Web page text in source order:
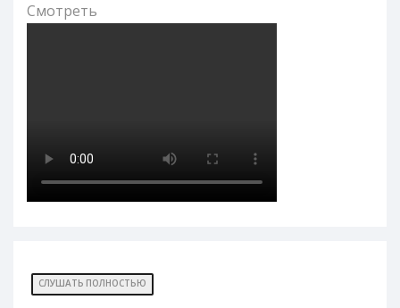
Смотреть
СЛУШАТЬ ПОЛНОСТЬЮ